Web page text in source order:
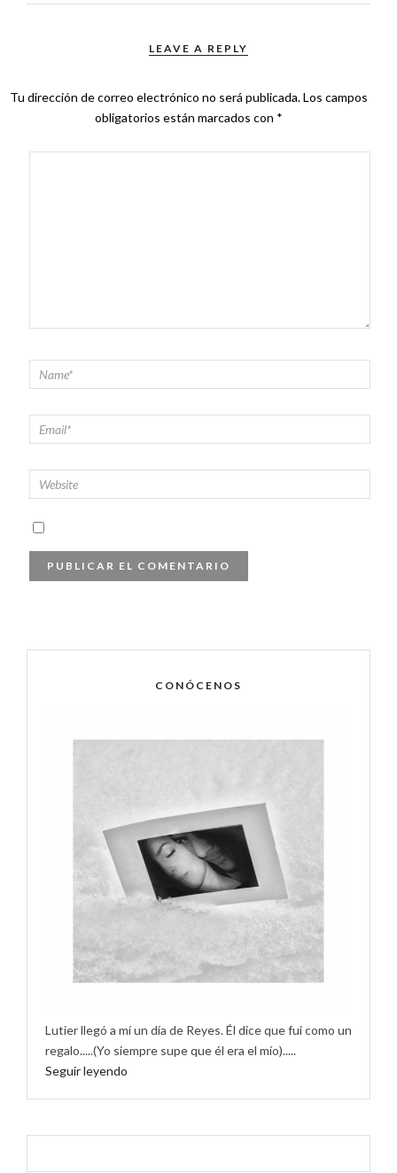
LEAVE A REPLY
Tu dirección de correo electrónico no será publicada.Los campos
obligatorios están marcados con *
CONÓCENOS
Lutier llegó a mí un día de Reyes. Él dice que fui como un
regalo.....(Yo siempre supe que él era el mío).....
Seguir leyendo